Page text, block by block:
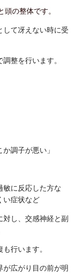
の整体です。
して冴えない時に受
整を行います。
調子が悪い」
敏に反応した方な
い症状など
し、交感神経と副
行います。
が広がり目の前が明